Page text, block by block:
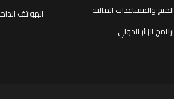
المنح والمساعدات المالية
برنامج الزائر الدولي
الهواتف